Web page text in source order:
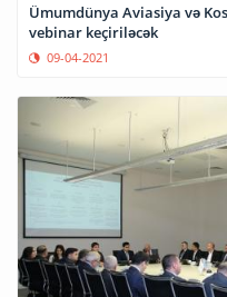
Ümumdünya Aviasiya və
vebinar keçiriləcək
09-04-2021